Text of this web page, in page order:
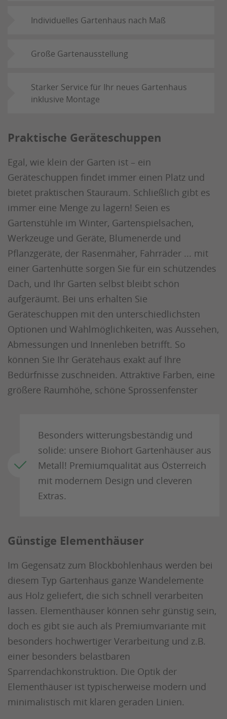
Individuelles Gartenhaus nach Maß
Große Gartenausstellung
Starker Service für Ihr neues Gartenhaus
inklusive Montage
Praktische Geräteschuppen
Egal, wie klein der Garten ist – ein
Geräteschuppen findet immer einen Platz und
bietet praktischen Stauraum. Schließlich gibt es
immer eine Menge zu lagern! Seien es
Gartenstühle im Winter, Gartenspielsachen,
Werkzeuge und Geräte, Blumenerde und
Pflanzgeräte, der Rasenmäher, Fahrräder ... mit
einer Gartenhütte sorgen Sie für ein schützendes
Dach, und Ihr Garten selbst bleibt schön
aufgeräumt. Bei uns erhalten Sie
Geräteschuppen mit den unterschiedlichsten
Optionen und Wahlmöglichkeiten, was Aussehen,
Abmessungen und Innenleben betrifft. So
können Sie Ihr Gerätehaus exakt auf Ihre
Bedürfnisse zuschneiden. Attraktive Farben, eine
größere Raumhöhe, schöne Sprossenfenster
Besonders witterungsbeständig und
solide: unsere Biohort Gartenhäuser aus
Metall! Premiumqualität aus Österreich
mit modernem Design und cleveren
Extras.
Günstige Elementhäuser
Im Gegensatz zum Blockbohlenhaus werden bei
diesem Typ Gartenhaus ganze Wandelemente
aus Holz geliefert, die sich schnell verarbeiten
lassen. Elementhäuser können sehr günstig sein,
doch es gibt sie auch als Premiumvariante mit
besonders hochwertiger Verarbeitung und z.B.
einer besonders belastbaren
Sparrendachkonstruktion. Die Optik der
Elementhäuser ist typischerweise modern und
minimalistisch mit klaren geraden Linien.